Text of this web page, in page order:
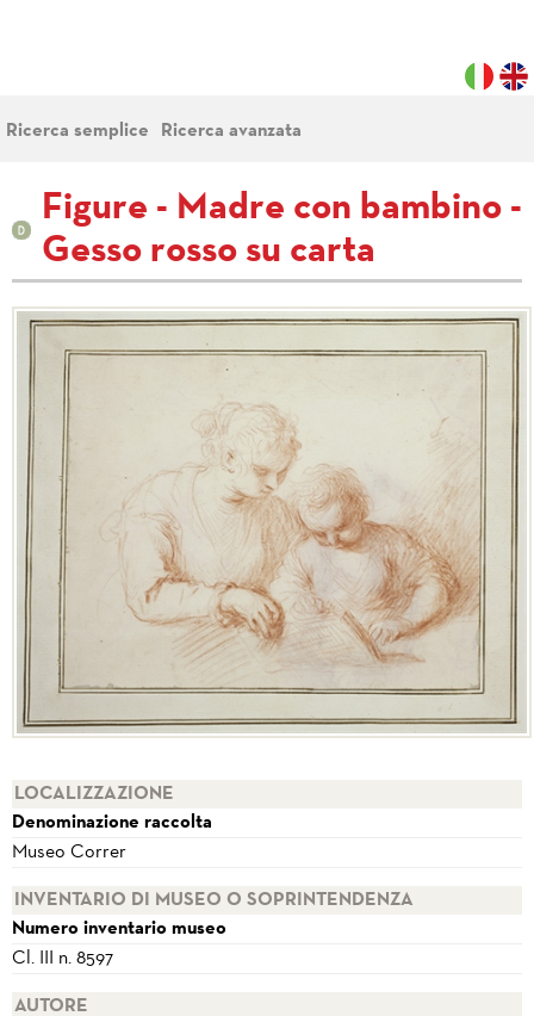
Ricerca semplice Ricerca avanzata
Figure - Madre con bambino -
Gesso rosso su carta
LOCALIZZAZIONE
Denominazione raccolta
Museo Correr
INVENTARIO DI MUSEO O SOPRINTENDENZA
Numero inventario museo
Cl. III n. 8597
AUTORE